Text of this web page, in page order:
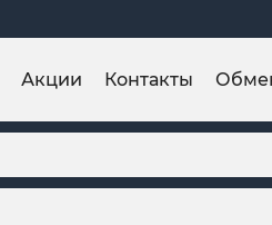
Акции Контакты